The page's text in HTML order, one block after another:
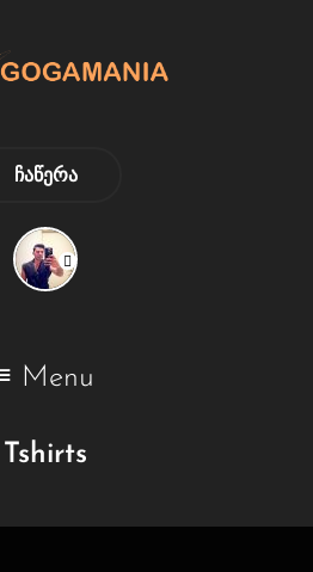
ᲩᲐᲬᲔᲠᲐ
Menu
Tshirts